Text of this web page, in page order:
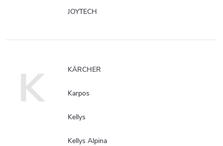
JOYTECH
K KÄRCHER
Karpos
Kellys
Kellys Alpina